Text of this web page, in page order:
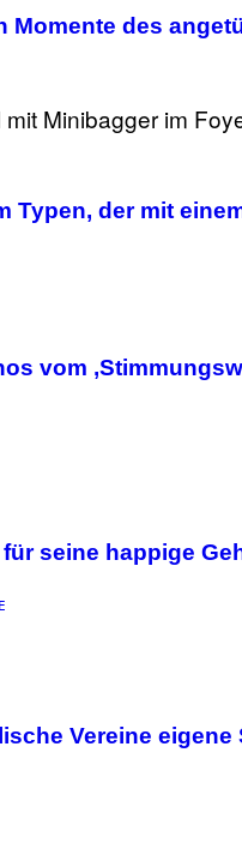
Momente des
Typen, der mit
vom
seine happige
Vereine